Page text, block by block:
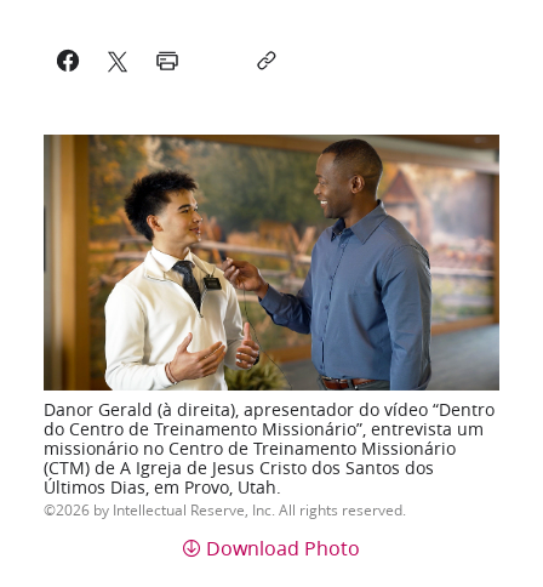
Danor Gerald (à direita), apresentador do vídeo “Dentro
do Centro de Treinamento Missionário”, entrevista um
missionário no Centro de Treinamento Missionário
(CTM) de A Igreja de Jesus Cristo dos Santos dos
Últimos Dias, em Provo, Utah.
2026 by Intellectual Reserve, Inc. All rights reserved.
Download Photo